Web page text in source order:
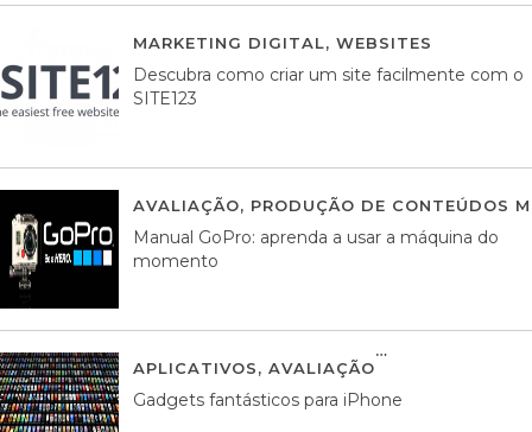
MARKETING DIGITAL, WEBSITES
Descubra como criar um site facilmente com o
SITE123
AVALIAÇÃO, PRODUÇÃO DE CONTEÚDOS
Manual GoPro: aprenda a usar a máquina do
momento
APLICATIVOS, AVALIAÇÃO
Gadgets fantásticos para iPhone